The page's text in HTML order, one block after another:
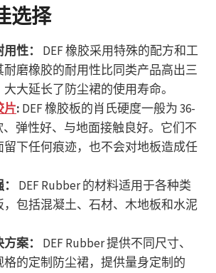
选择
性：
DEF 橡胶采用特殊的配方和工
耐磨橡胶的耐用性比同类产品高出三
大延长了防尘裙的使用寿命。
片: DEF 橡胶板的肖氏硬度一般为 36-
、弹性好、与地面接触良好。它们不
留下任何痕迹，也不会对地板造成任
DEF Rubber 的材料适用于各种类
，包括混凝土、石材、木地板和水泥
案：
DEF Rubber 提供不同尺寸、
格的定制防尘裙，提供量身定制的